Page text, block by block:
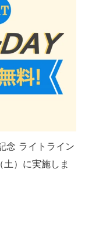
念 ライトライン
）に実施しま